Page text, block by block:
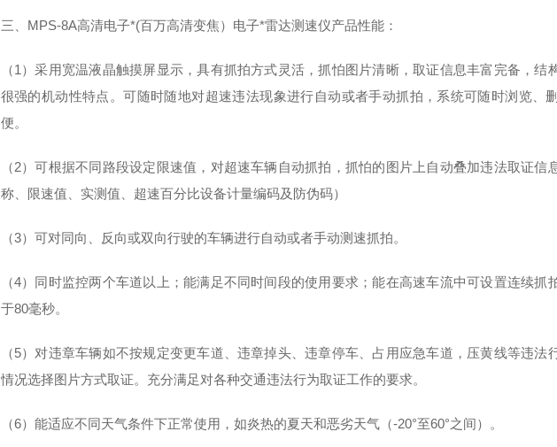
三、MPS-8A高清电子*(百万高清变焦）电子*雷达测速仪产品性能：
（1）采用宽温液晶触摸屏显示，具有抓拍方式灵活，抓怕图片清晰，取证信息丰富完备，结
很强的机动性特点。可随时随地对超速违法现象进行自动或者手动抓拍，系统可随时浏览、
便。
（2）可根据不同路段设定限速值，对超速车辆自动抓拍，抓怕的图片上自动叠加违法取证信
称、限速值、实测值、超速百分比设备计量编码及防伪码）
（3）可对同向、反向或双向行驶的车辆进行自动或者手动测速抓拍。
（4）同时监控两个车道以上；能满足不同时间段的使用要求；能在高速车流中可设置连续抓
于80毫秒。
（5）对违章车辆如不按规定变更车道、违章掉头、违章停车、占用应急车道，压黄线等违法
情况选择图片方式取证。充分满足对各种交通违法行为取证工作的要求。
（6）能适应不同天气条件下正常使用，如炎热的夏天和恶劣天气（-20°至60°之间）。